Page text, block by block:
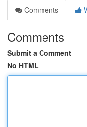
Comments
Comments
Submit a Comment
No HTML